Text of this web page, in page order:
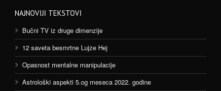
NAJNOVIJI TEKSTOVI
Bučni TV iz druge dimenzije
12 saveta besmrtne Lujze Hej
Opasnost mentalne manipulacije
Astrološki aspekti 5.og meseca 2022. godine